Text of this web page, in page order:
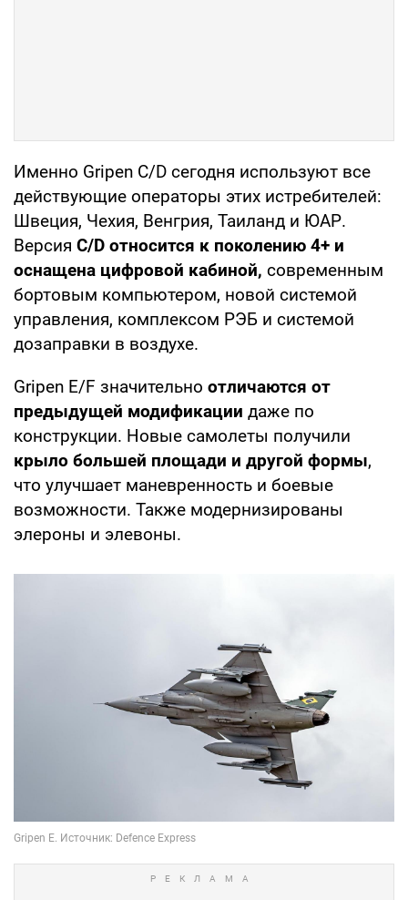
Именно Gripen C/D сегодня используют все
действующие операторы этих истребителей:
Швеция, Чехия, Венгрия, Таиланд и ЮАР.
Версия C/D относится к поколению 4+ и
оснащена цифровой кабиной, современным
бортовым компьютером, новой системой
управления, комплексом РЭБ и системой
дозаправки в воздухе.
Gripen E/F значительно отличаются от
предыдущей модификации даже по
конструкции. Новые самолеты получили
крыло большей площади и другой формы,
что улучшает маневренность и боевые
возможности. Также модернизированы
элероны и элевоны.